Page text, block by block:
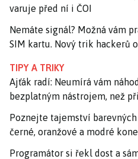
varuje před ní i ČOI
Nemáte signál? Možná vám
SIM kartu. Nový trik hackerů
TIPY A TRIKY
Ajťák radí: Neumírá vám
bezplatným nástrojem, než
Poznejte tajemství barevných
černé, oranžové a modré
Programátor si řekl dost a